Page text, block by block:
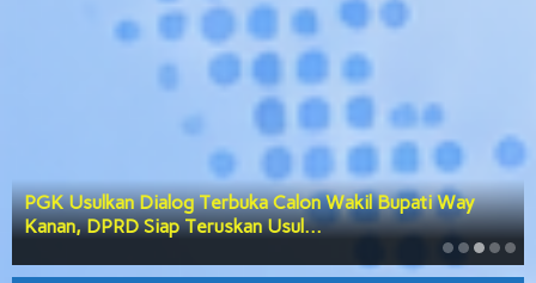
PGK Usulkan Dialog Terbuka Calon Wakil Bupati Way
Kanan, DPRD Siap Teruskan Usul…